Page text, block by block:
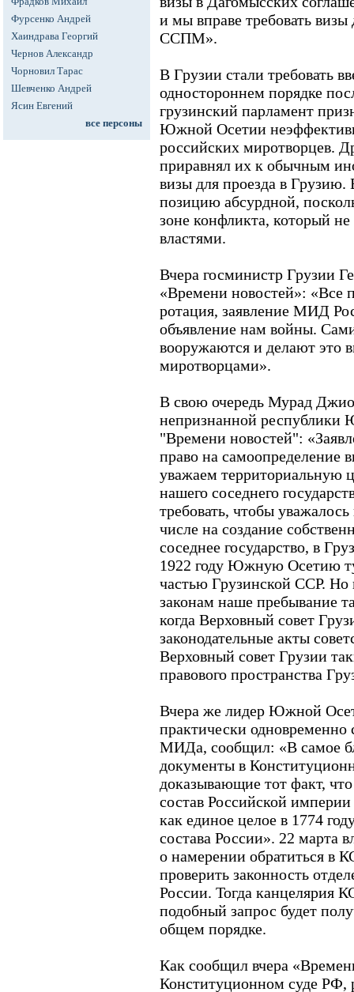
Фурсенко Андрей
Хаиндрава Георгий
Чернов Александр
Чорновил Тарас
Шевченко Андрей
Ясин Евгений
все персоны
и мы вправе требовать визы
ССПМ».
В Грузии стали требовать
одностороннем порядке
грузинский парламент
Южной Осетии
российских миротворцев.
приравнял их к обычным
визы для проезда в
позицию абсурдной,
зоне конфликта, который
властями.
Вчера госминистр Грузии
«Времени новостей»: «Все
ротация, заявление МИД
объявление нам войны.
вооружаются и делают это
миротворцами».
В свою очередь Мурад
непризнанной республики
"Времени новостей":
право на самоопределение
уважаем территориальную
нашего соседнего
требовать, чтобы
числе на создание
соседнее государство, в
1922 году Южную Осетию
частью Грузинской ССР.
законам наше пребывание
когда Верховный совет
законодательные акты
Верховный совет Грузии
правового пространства
Вчера же лидер Южной
практически одновременно
МИДа, сообщил: «В самое
документы в
доказывающие тот факт,
состав Российской
как единое целое в 1774
состава России». 22 марта
о намерении обратиться в
проверить законность
России. Тогда канцелярия
подобный запрос будет
общем порядке.
Как сообщил вчера
Конституционном суде РФ,